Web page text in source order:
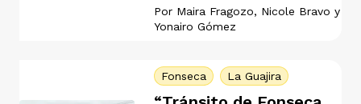
Por Maira Fragozo, Nicole Bravo y
Yonairo Gómez
Fonseca La Guajira